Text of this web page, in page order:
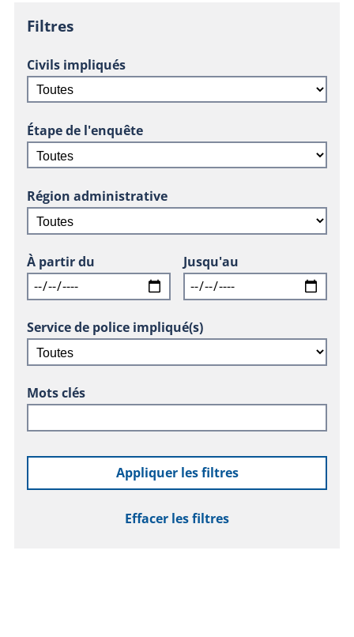
Filtres
Civils impliqués
Étape de l'enquête
Région administrative
À partir du Jusqu'au
Service de police impliqué(s)
Mots clés
Appliquer les filtres
Effacer les filtres